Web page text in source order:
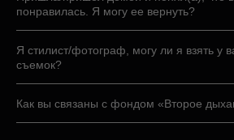
понравилась. Я могу ее вернуть?
Я стилист/фотограф, могу ли я взять у
съемок?
Как вы связаны с фондом «Второе